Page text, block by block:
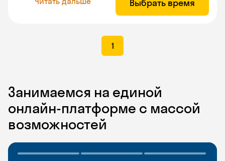
Выбрать время
1
Занимаемся на единой
онлайн-платформе с массой
возможностей